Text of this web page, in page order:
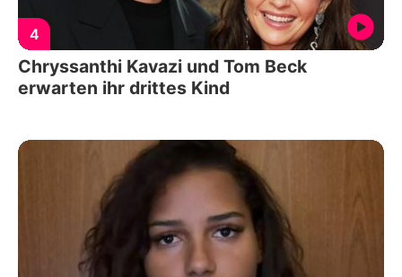
4
Chryssanthi Kavazi und Tom Beck
erwarten ihr drittes Kind